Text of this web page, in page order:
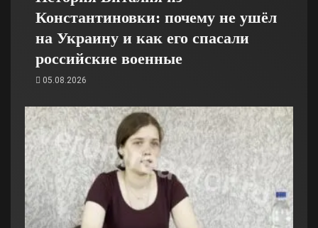
Константиновки: почему не ушёл
на Украину и как его спасали
российские военные
05.08.2026